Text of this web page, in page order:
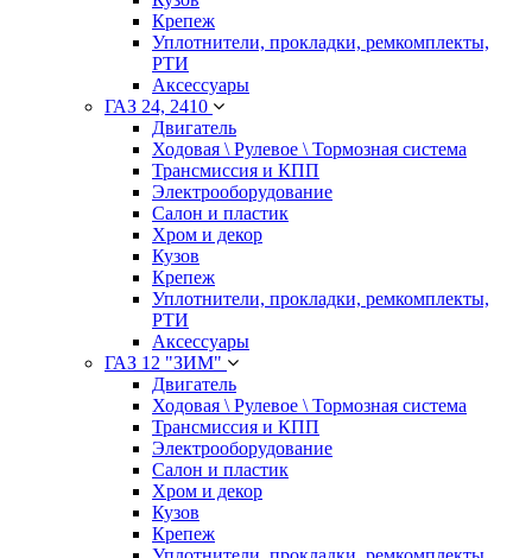
Крепеж
Уплотнители, прокладки, ремкомплекты,
РТИ
Аксессуары
ГАЗ 24, 2410
Двигатель
Ходовая \ Рулевое \ Тормозная система
Трансмиссия и КПП
Электрооборудование
Салон и пластик
Хром и декор
Кузов
Крепеж
Уплотнители, прокладки, ремкомплекты,
РТИ
Аксессуары
ГАЗ 12 "ЗИМ"
Двигатель
Ходовая \ Рулевое \ Тормозная система
Трансмиссия и КПП
Электрооборудование
Салон и пластик
Хром и декор
Кузов
Крепеж